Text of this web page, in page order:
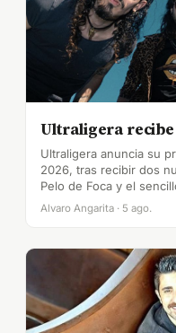
Ultraligera recibe
Ultraligera anuncia su
2026, tras recibir dos
Pelo de Foca y el
Alvaro Angarita · 5 ago.